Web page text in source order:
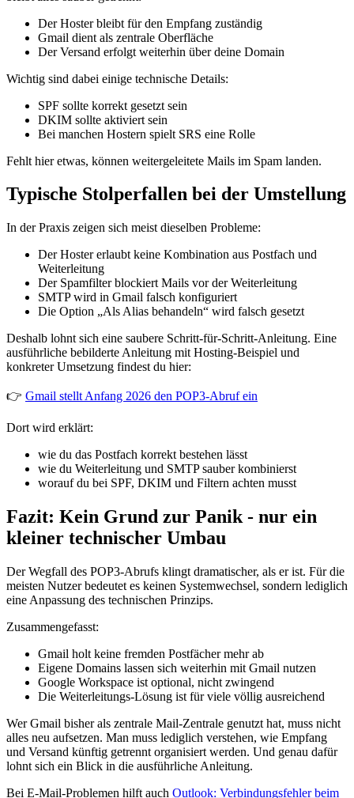
Der Hoster bleibt für den Empfang zuständig
Gmail dient als zentrale Oberfläche
Der Versand erfolgt weiterhin über deine Domain
Wichtig sind dabei einige technische Details:
SPF sollte korrekt gesetzt sein
DKIM sollte aktiviert sein
Bei manchen Hostern spielt SRS eine Rolle
Fehlt hier etwas, können weitergeleitete Mails im Spam landen.
Typische Stolperfallen bei der Umstellung
In der Praxis zeigen sich meist dieselben Probleme:
Der Hoster erlaubt keine Kombination aus Postfach und
Weiterleitung
Der Spamfilter blockiert Mails vor der Weiterleitung
SMTP wird in Gmail falsch konfiguriert
Die Option „Als Alias behandeln“ wird falsch gesetzt
Deshalb lohnt sich eine saubere Schritt-für-Schritt-Anleitung. Eine
ausführliche bebilderte Anleitung mit Hosting-Beispiel und
konkreter Umsetzung findest du hier:
👉 Gmail stellt Anfang 2026 den POP3-Abruf ein
Dort wird erklärt:
wie du das Postfach korrekt bestehen lässt
wie du Weiterleitung und SMTP sauber kombinierst
worauf du bei SPF, DKIM und Filtern achten musst
Fazit: Kein Grund zur Panik - nur ein
kleiner technischer Umbau
Der Wegfall des POP3-Abrufs klingt dramatischer, als er ist. Für die
meisten Nutzer bedeutet es keinen Systemwechsel, sondern lediglich
eine Anpassung des technischen Prinzips.
Zusammengefasst:
Gmail holt keine fremden Postfächer mehr ab
Eigene Domains lassen sich weiterhin mit Gmail nutzen
Google Workspace ist optional, nicht zwingend
Die Weiterleitungs-Lösung ist für viele völlig ausreichend
Wer Gmail bisher als zentrale Mail-Zentrale genutzt hat, muss nicht
alles neu aufsetzen. Man muss lediglich verstehen, wie Empfang
und Versand künftig getrennt organisiert werden. Und genau dafür
lohnt sich ein Blick in die ausführliche Anleitung.
Bei E-Mail-Problemen hilft auch Outlook: Verbindungsfehler beim